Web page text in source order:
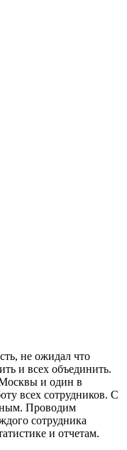
не ожидал что
и всех объединить.
и один в
всех сотрудников. С
Проводим
сотрудника
и отчетам.